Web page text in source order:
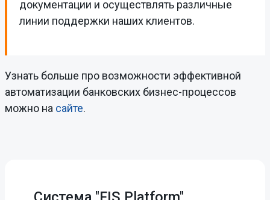
документации и осуществлять различные
линии поддержки наших клиентов.
Узнать больше про возможности эффективной
автоматизации банковских бизнес-процессов
можно на сайте.